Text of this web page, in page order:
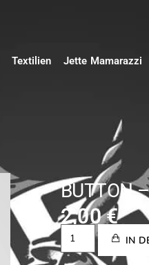
Textilien Jette Mamarazzi
BUTTON
2,00€
IN